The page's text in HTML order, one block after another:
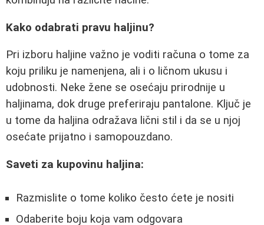
Kako odabrati pravu haljinu?
Pri izboru haljine važno je voditi računa o tome za
koju priliku je namenjena, ali i o ličnom ukusu i
udobnosti. Neke žene se osećaju prirodnije u
haljinama, dok druge preferiraju pantalone. Ključ je
u tome da haljina odražava lični stil i da se u njoj
osećate prijatno i samopouzdano.
Saveti za kupovinu haljina:
Razmislite o tome koliko često ćete je nositi
Odaberite boju koja vam odgovara